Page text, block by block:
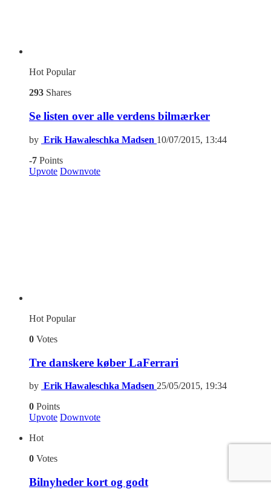
HotPopular
293 Shares
Se listen over alle verdens bilmærker
by Erik Hawaleschka Madsen 10/07/2015, 13:44
-7 Points
Upvote Downvote
Hot Popular
0 Votes
Tre danskere køber LaFerrari
by Erik Hawaleschka Madsen 25/05/2015, 19:34
0 Points
Upvote Downvote
Hot
0 Votes
Bilnyheder kort og godt